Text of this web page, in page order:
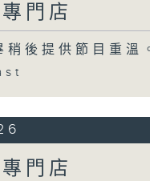
門店
稍後提供節目
門店